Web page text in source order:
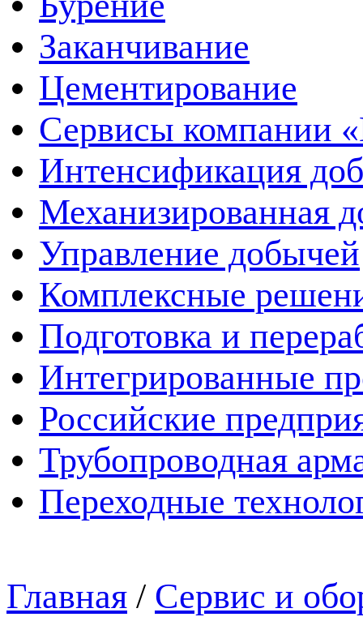
Заканчивание
Цементирование
Сервисы компании
Интенсификация
Механизированная
Управление добычей
Комплексные
Подготовка и
Интегрированные
Российские
Трубопроводная
Переходные
Главная / Сервис и